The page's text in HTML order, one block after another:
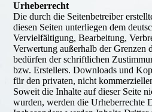
Urheberrecht
Die durch die Seitenbetreiber
diesen Seiten unterliegen dem
Vervielfältigung, Bearbeitung,
Verwertung außerhalb der Grenzen
bedürfen der schriftlichen
bzw. Erstellers. Downloads und
für den privaten, nicht
Soweit die Inhalte auf dieser Seite
wurden, werden die Urheberrechte